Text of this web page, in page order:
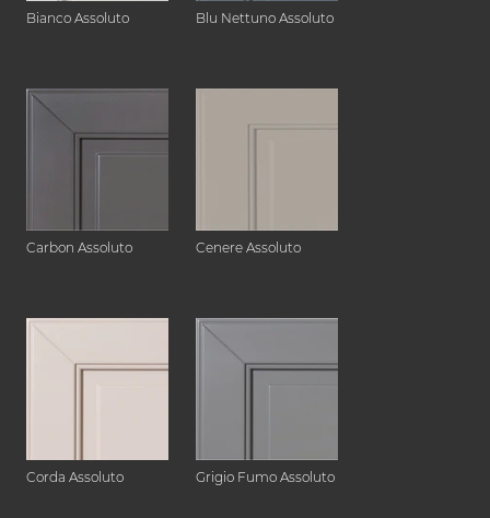
Bianco Assoluto Blu Nettuno Assoluto
Carbon Assoluto Cenere Assoluto
Corda Assoluto Grigio Fumo Assoluto